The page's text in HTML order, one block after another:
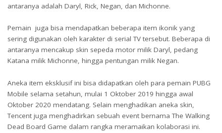
antaranya adalah Daryl, Rick, Negan, dan Michonne.
Pemain juga bisa mendapatkan beberapa item ikonik yang
sering digunakan oleh karakter di serial TV tersebut. Beberapa di
antaranya mencakup skin sepeda motor milik Daryl, pedang
Katana milik Michonne, hingga pentungan milik Negan.
Aneka item eksklusif ini bisa didapatkan oleh para pemain PUBG
Mobile selama setahun, mulai 1 Oktober 2019 hingga awal
Oktober 2020 mendatang. Selain menghadikan aneka skin,
Tencent juga menghadirkan sebuah event bernama The Walking
Dead Board Game dalam rangka meramaikan kolaborasi ini.